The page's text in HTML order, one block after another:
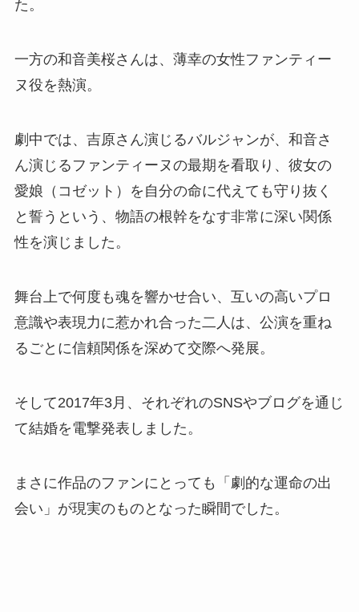
た。
一方の和音美桜さんは、薄幸の女性ファンティー
ヌ役を熱演。
劇中では、吉原さん演じるバルジャンが、和音さ
ん演じるファンティーヌの最期を看取り、彼女の
愛娘（コゼット）を自分の命に代えても守り抜く
と誓うという、物語の根幹をなす非常に深い関係
性を演じました。
舞台上で何度も魂を響かせ合い、互いの高いプロ
意識や表現力に惹かれ合った二人は、公演を重ね
るごとに信頼関係を深めて交際へ発展。
そして2017年3月、それぞれのSNSやブログを通じ
て結婚を電撃発表しました。
まさに作品のファンにとっても「劇的な運命の出
会い」が現実のものとなった瞬間でした。